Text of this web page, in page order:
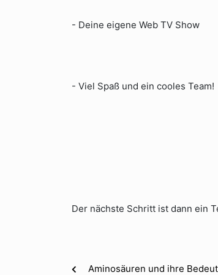
- Deine eigene Web TV Show
- Viel Spaß und ein cooles Team!
Der nächste Schritt ist dann ein
Aminosäuren und ihre